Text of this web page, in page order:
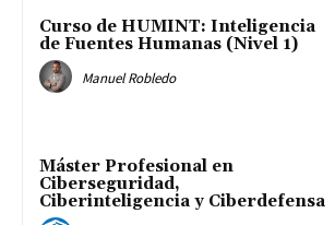
Curso de HUMINT: Inteligencia
de Fuentes Humanas (Nivel 1)
Manuel Robledo
Máster Profesional en
Ciberseguridad,
Ciberinteligencia y Ciberdefensa